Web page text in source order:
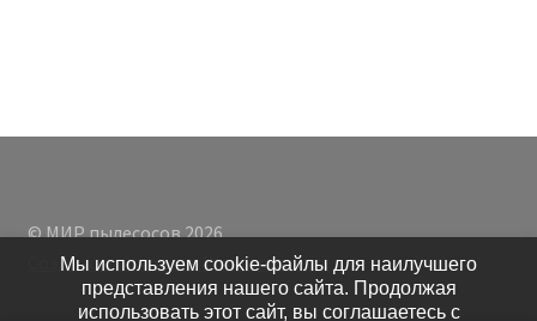
© МИР пылесосов 2026
Создано с помощью WooCommerce
Мы используем cookie-файлы для наилучшего
представления нашего сайта. Продолжая
использовать этот сайт, вы соглашаетесь с